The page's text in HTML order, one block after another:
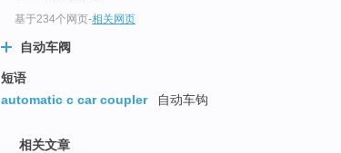
基于234个网页-相关网页
自动车阀
短语
automatic c car coupler
自动车钩
相关文章